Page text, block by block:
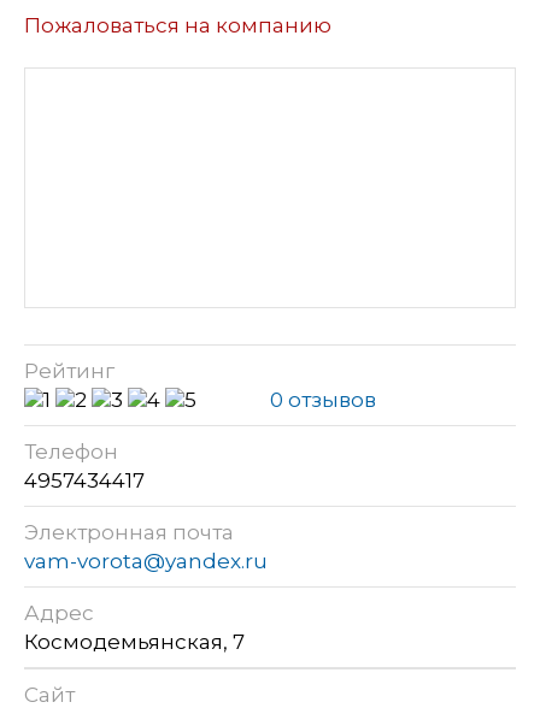
Пожаловаться на компанию
Рейтинг
0 отзывов
Телефон
4957434417
Электронная почта
vam-vorota@yandex.ru
Адрес
Космодемьянская, 7
Сайт